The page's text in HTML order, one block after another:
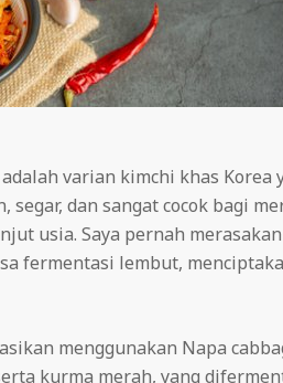
varian kimchi khas Korea
dan sangat cocok bagi
usia. Saya pernah
fermentasi lembut,
menggunakan Napa
kurma merah, yang